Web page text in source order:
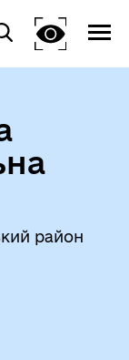
район